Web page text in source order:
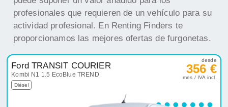
profesionales que requieren de un vehículo para su
actividad profesional. En Renting Finders te
proporcionamos las mejores ofertas de furgonetas.
Ford TRANSIT COURIER
Kombi N1 1.5 EcoBlue TREND
Diésel
desde
356 €
mes / IVA incl.